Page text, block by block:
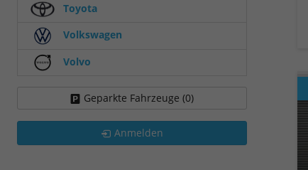
Toyota
Volkswagen
Volvo
Geparkte Fahrzeuge (0)
Anmelden